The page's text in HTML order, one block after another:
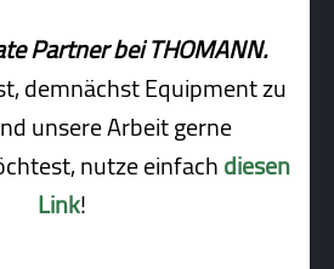
Partner bei THOMANN.
demnächst Equipment zu
unsere Arbeit gerne
nutze einfachdiesen
Link!